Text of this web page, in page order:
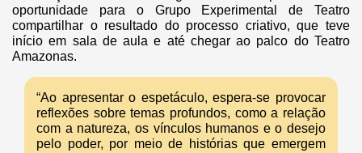
oportunidade para o Grupo Experimental de Teatro
compartilhar o resultado do processo criativo, que teve
início em sala de aula e até chegar ao palco do Teatro
Amazonas.
“Ao apresentar o espetáculo, espera-se provocar
reflexões sobre temas profundos, como a relação
com a natureza, os vínculos humanos e o desejo
pelo poder, por meio de histórias que emergem